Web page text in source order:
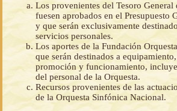
Los provenientes del Tesoro General
fuesen aprobados en el Presupuesto
y que serán exclusivamente
servicios personales.
Los aportes de la Fundación
que serán destinados a
promoción y funcionamiento,
del personal de la Orquesta.
Recursos provenientes de las
de la Orquesta Sinfónica Nacional.